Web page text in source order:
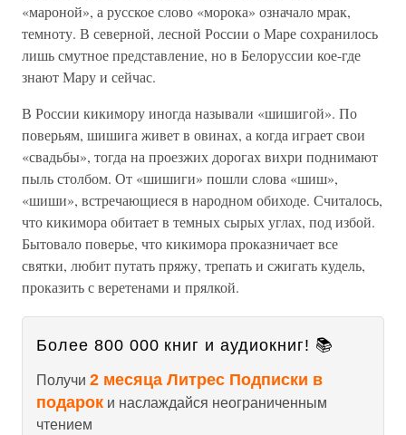
«мароной», а русское слово «морока» означало мрак,
темноту. В северной, лесной России о Маре сохранилось
лишь смутное представление, но в Белоруссии кое-где
знают Мару и сейчас.
В России кикимору иногда называли «шишигой». По
поверьям, шишига живет в овинах, а когда играет свои
«свадьбы», тогда на проезжих дорогах вихри поднимают
пыль столбом. От «шишиги» пошли слова «шиш»,
«шиши», встречающиеся в народном обиходе. Считалось,
что кикимора обитает в темных сырых углах, под избой.
Бытовало поверье, что кикимора проказничает все
святки, любит путать пряжу, трепать и сжигать кудель,
проказить с веретенами и прялкой.
Более 800 000 книг и аудиокниг! 📚
Получи 2 месяца Литрес Подписки в
подарок и наслаждайся неограниченным
чтением